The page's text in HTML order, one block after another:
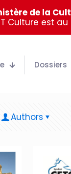
de la
Culture est
Dossiers
Authors